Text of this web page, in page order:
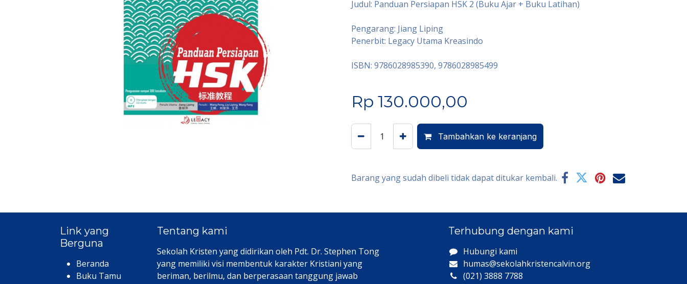
Judul: Panduan Persiapan HSK 2 (Buku Ajar + Buku Latihan)
Pengarang: Jiang Liping
Penerbit: Legacy Utama Kreasindo
ISBN: 9786028985390, 9786028985499
Rp 130.000,00
Tambahkan ke keranjang
Barang yang sudah dibeli tidak dapat ditukar kembali.
Link yang
Berguna
Beranda
Buku Tamu
Tentang kami
Sekolah Kristen yang didirikan oleh Pdt. Dr. Stephen Tong
yang memiliki visi membentuk karakter Kristiani yang
beriman, berilmu, dan berperasaan tanggung jawab
Terhubung dengan kami
Hubungi kami​
humas@sekolahkristencalvin.org
(021) 3888 7788